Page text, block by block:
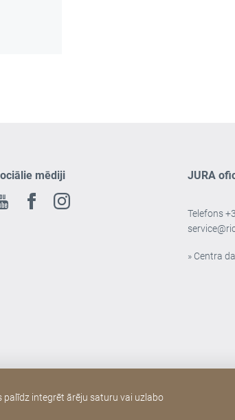
mēdiji
Youtube FacebookInstagram
JURA
Telefons
» Centra
integrēt ārēju saturu vai uzlabo